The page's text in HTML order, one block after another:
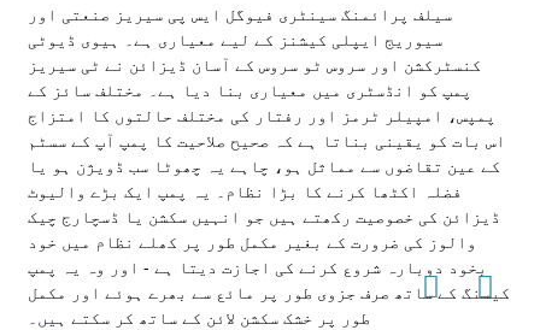
سیلف پرائمنگ سینٹری فیوگل ایس پی سیریز صنعتی اور
سیوریج ایپلی کیشنز کے لیے معیاری ہے۔ ہیوی ڈیوٹی
کنسٹرکشن اور سروس ٹو سروس کے آسان ڈیزائن نے ٹی سیریز
پمپ کو انڈسٹری میں معیاری بنا دیا ہے۔ مختلف سائز کے
پمپس، امپیلر ٹرمز اور رفتار کی مختلف حالتوں کا امتزاج
اس بات کو یقینی بناتا ہے کہ صحیح صلاحیت کا پمپ آپ کے سسٹم
کے عین تقاضوں سے مماثل ہو، چاہے یہ چھوٹا سب ڈویژن ہو یا
فضلہ اکٹھا کرنے کا بڑا نظام۔ یہ پمپ ایک بڑے والیوٹ
ڈیزائن کی خصوصیت رکھتے ہیں جو انہیں سکشن یا ڈسچارج چیک
والوز کی ضرورت کے بغیر مکمل طور پر کھلے نظام میں خود
بخود دوبارہ شروع کرنے کی اجازت دیتا ہے - اور وہ یہ پمپ
کیسنگ کے ساتھ صرف جزوی طور پر مائع سے بھرے ہوئے اور مکمل
طور پر خشک سکشن لائن کے ساتھ کر سکتے ہیں۔